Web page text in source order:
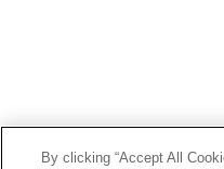
By clicking “Accept All